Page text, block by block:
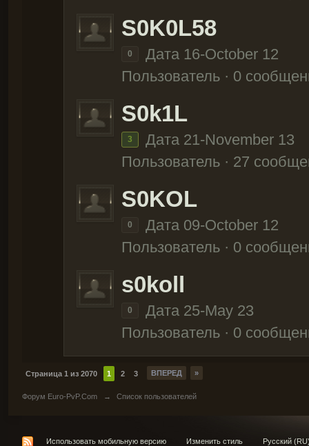
S0K0L58
0
Дата 16-October 12
Пользователь · 0
S0k1L
3
Дата 21-November 13
Пользователь · 27
S0KOL
0
Дата 09-October 12
Пользователь · 0
s0koll
0
Дата 25-May 23
Пользователь · 0
Страница 1 из 2070 1 2 3 ВПЕРЕД »
Форум Euro-PvP.Com → Список пользователей
Использовать мобильную версию Изменить стиль Русский